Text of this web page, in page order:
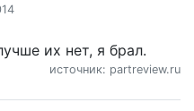
их нет, я брал.
источник: partreview.ru